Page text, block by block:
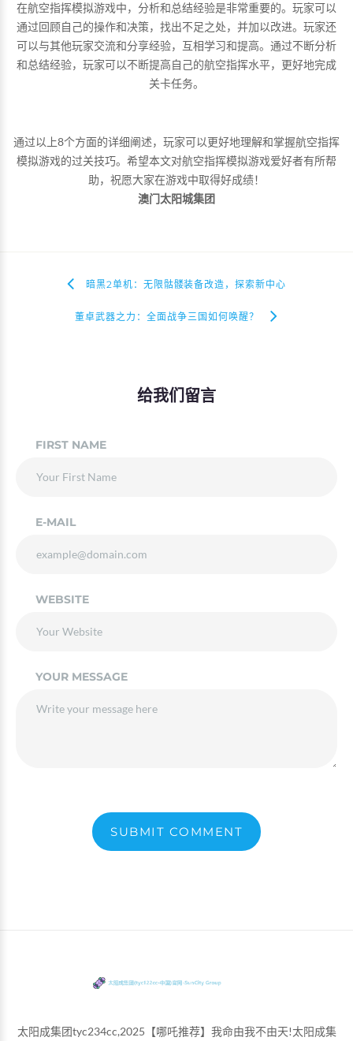
在航空指挥模拟游戏中，分析和总结经验是非常重要的。玩家可以
通过回顾自己的操作和决策，找出不足之处，并加以改进。玩家还
可以与其他玩家交流和分享经验，互相学习和提高。通过不断分析
和总结经验，玩家可以不断提高自己的航空指挥水平，更好地完成
关卡任务。
通过以上8个方面的详细阐述，玩家可以更好地理解和掌握航空指挥
模拟游戏的过关技巧。希望本文对航空指挥模拟游戏爱好者有所帮
助，祝愿大家在游戏中取得好成绩！
澳门太阳城集团
暗黑2单机：无限骷髅装备改造，探索新中心
董卓武器之力：全面战争三国如何唤醒？
给我们留言
FIRST NAME
E-MAIL
WEBSITE
YOUR MESSAGE
SUBMIT COMMENT
太阳成集团tyc234cc,2025【哪吒推荐】我命由我不由天!太阳成集